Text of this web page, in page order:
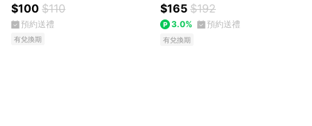
$100 $110
預約送禮
有兌換期
$165 $192
3.0% 預約送禮
有兌換期